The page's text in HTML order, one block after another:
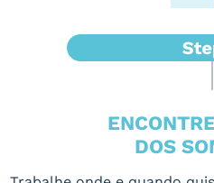
DOS